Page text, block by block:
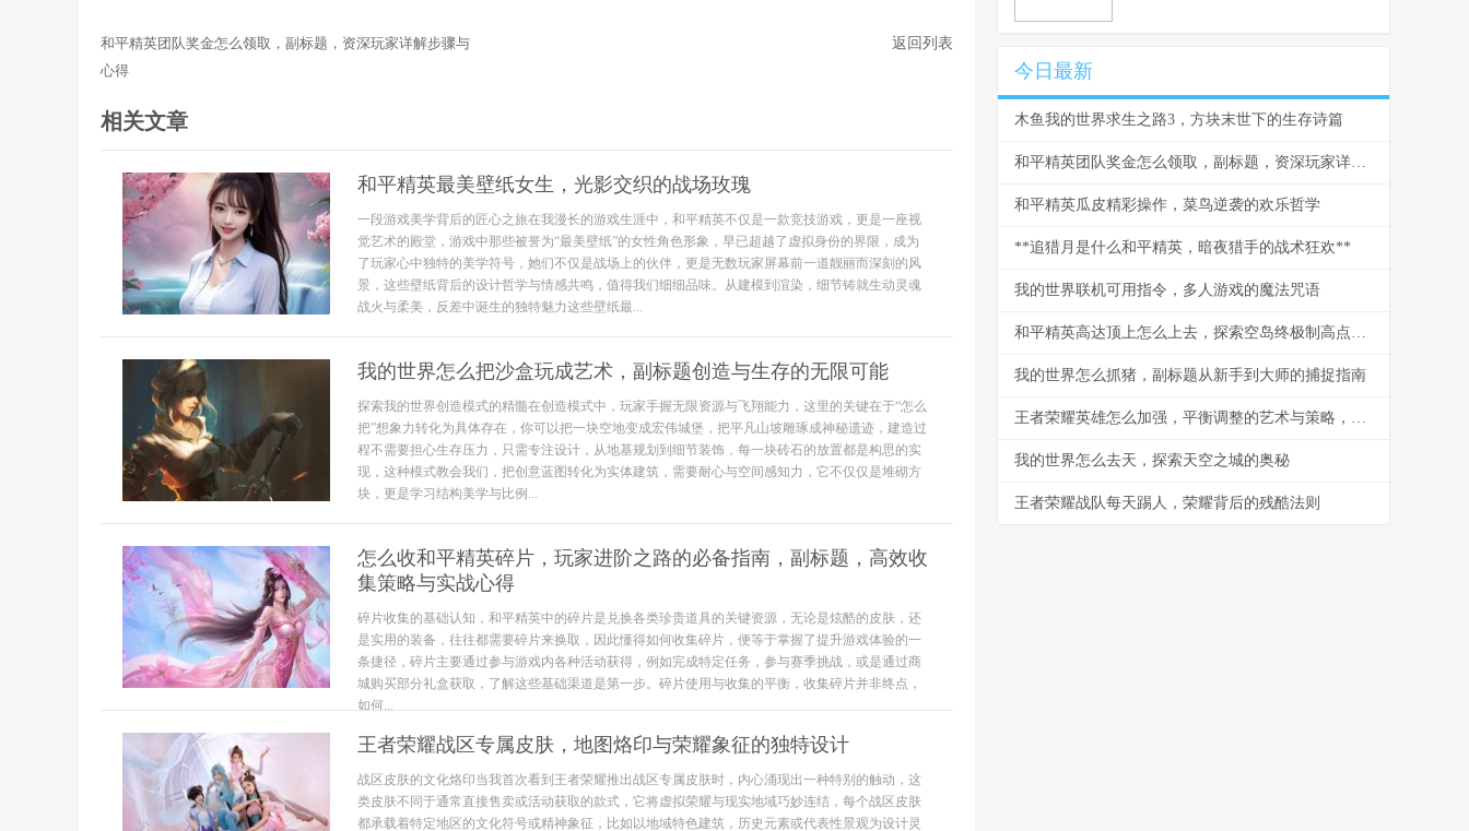
和平精英团队奖金怎么领取，副标题，资深玩家详解步骤与
心得
返回列表
相关文章
和平精英最美壁纸女生，光影交织的战场玫瑰
一段游戏美学背后的匠心之旅在我漫长的游戏生涯中，和平精英不仅是一款竞技游戏，更是一座视
觉艺术的殿堂，游戏中那些被誉为“最美壁纸”的女性角色形象，早已超越了虚拟身份的界限，成为
了玩家心中独特的美学符号，她们不仅是战场上的伙伴，更是无数玩家屏幕前一道靓丽而深刻的风
景，这些壁纸背后的设计哲学与情感共鸣，值得我们细细品味。从建模到渲染，细节铸就生动灵魂
战火与柔美，反差中诞生的独特魅力这些壁纸最...
我的世界怎么把沙盒玩成艺术，副标题创造与生存的无限可能
探索我的世界创造模式的精髓在创造模式中，玩家手握无限资源与飞翔能力，这里的关键在于“怎么
把”想象力转化为具体存在，你可以把一块空地变成宏伟城堡，把平凡山坡雕琢成神秘遗迹，建造过
程不需要担心生存压力，只需专注设计，从地基规划到细节装饰，每一块砖石的放置都是构思的实
现，这种模式教会我们，把创意蓝图转化为实体建筑，需要耐心与空间感知力，它不仅仅是堆砌方
块，更是学习结构美学与比例...
怎么收和平精英碎片，玩家进阶之路的必备指南，副标题，高效收
集策略与实战心得
碎片收集的基础认知，和平精英中的碎片是兑换各类珍贵道具的关键资源，无论是炫酷的皮肤，还
是实用的装备，往往都需要碎片来换取，因此懂得如何收集碎片，便等于掌握了提升游戏体验的一
条捷径，碎片主要通过参与游戏内各种活动获得，例如完成特定任务，参与赛季挑战，或是通过商
城购买部分礼盒获取，了解这些基础渠道是第一步。碎片使用与收集的平衡，收集碎片并非终点，
如何...
王者荣耀战区专属皮肤，地图烙印与荣耀象征的独特设计
战区皮肤的文化烙印当我首次看到王者荣耀推出战区专属皮肤时，内心涌现出一种特别的触动，这
类皮肤不同于通常直接售卖或活动获取的款式，它将虚拟荣耀与现实地域巧妙连结，每个战区皮肤
都承载着特定地区的文化符号或精神象征，比如以地域特色建筑，历史元素或代表性景观为设计灵
今日最新
木鱼我的世界求生之路3，方块末世下的生存诗篇
和平精英团队奖金怎么领取，副标题，资深玩家详解步骤与心得
和平精英瓜皮精彩操作，菜鸟逆袭的欢乐哲学
**追猎月是什么和平精英，暗夜猎手的战术狂欢**
我的世界联机可用指令，多人游戏的魔法咒语
和平精英高达顶上怎么上去，探索空岛终极制高点副标题
我的世界怎么抓猪，副标题从新手到大师的捕捉指南
王者荣耀英雄怎么加强，平衡调整的艺术与策略，副标题，资深玩家视角下的英雄优化思考
我的世界怎么去天，探索天空之城的奥秘
王者荣耀战队每天踢人，荣耀背后的残酷法则